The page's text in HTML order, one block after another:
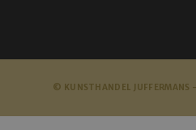
© KUNSTHANDEL